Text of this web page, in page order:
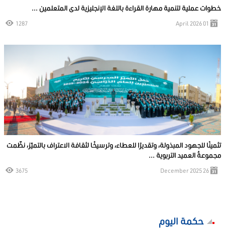
خطوات عملية لتنمية مهارة القراءة باللغة الإنجليزية لدى المتعلمين ...
01 April 2026
1287
تثمينًا للجهود المبذولة، وتقديرًا للعطاء، وترسيخًا لثقافة الاعتراف بالتميّز، نظّمت
مجموعةُ العميد التربوية ...
26 December 2025
3675
حكمة اليوم